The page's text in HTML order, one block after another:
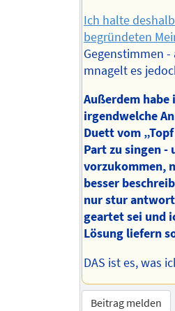
Ich halte
begründeten
Gegenstimmen
mnagelt es
Außerdem habe
irgendwelche
Duett vom
Part zu singen
vorzukommen,
besser
nur stur
geartet sei und
Lösung liefern
DAS ist es, was
Beitrag melden